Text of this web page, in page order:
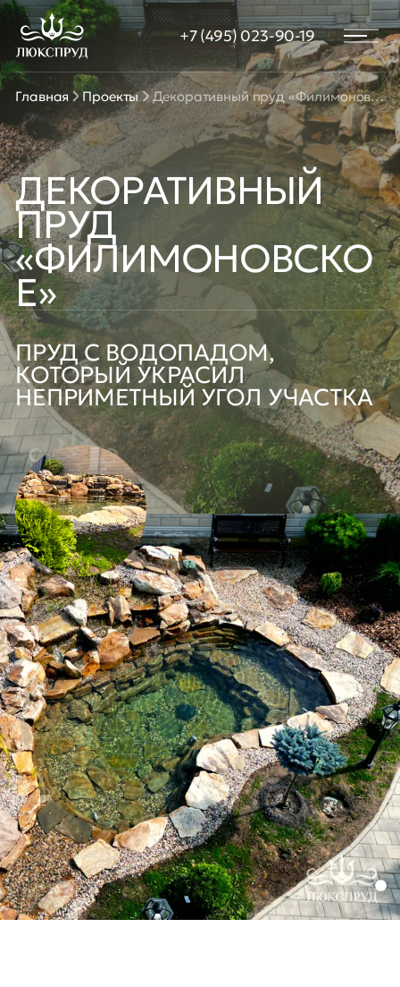
УЗВ
+7 (495) 023-90-19
Главная Проекты Декоративный пруд «Филимоновское»
ДЕКОРАТИВНЫЙ
ПРУД
«ФИЛИМОНОВСКО
Е»
ПРУД С ВОДОПАДОМ,
КОТОРЫЙ УКРАСИЛ
НЕПРИМЕТНЫЙ УГОЛ УЧАСТКА